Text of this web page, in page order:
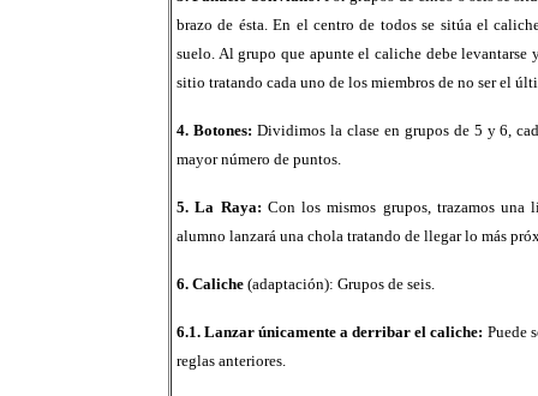
brazo de ésta. En el centro de todos se sitúa el
suelo. Al grupo que apunte el caliche debe
sitio tratando cada uno de los miembros de no ser el
4. Botones: Dividimos la clase en grupos de 5 y 6,
mayor número de puntos.
5. La Raya: Con los mismos grupos, trazamos
alumno lanzará una chola tratando de llegar lo más
6. Caliche (adaptación): Grupos de seis.
6.1. Lanzar únicamente a derribar el caliche: Puede
reglas anteriores.